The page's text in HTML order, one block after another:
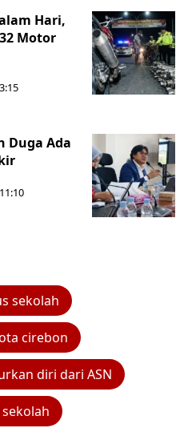
Hari,
Motor
Duga Ada
sekolah
cirebon
diri dari ASN